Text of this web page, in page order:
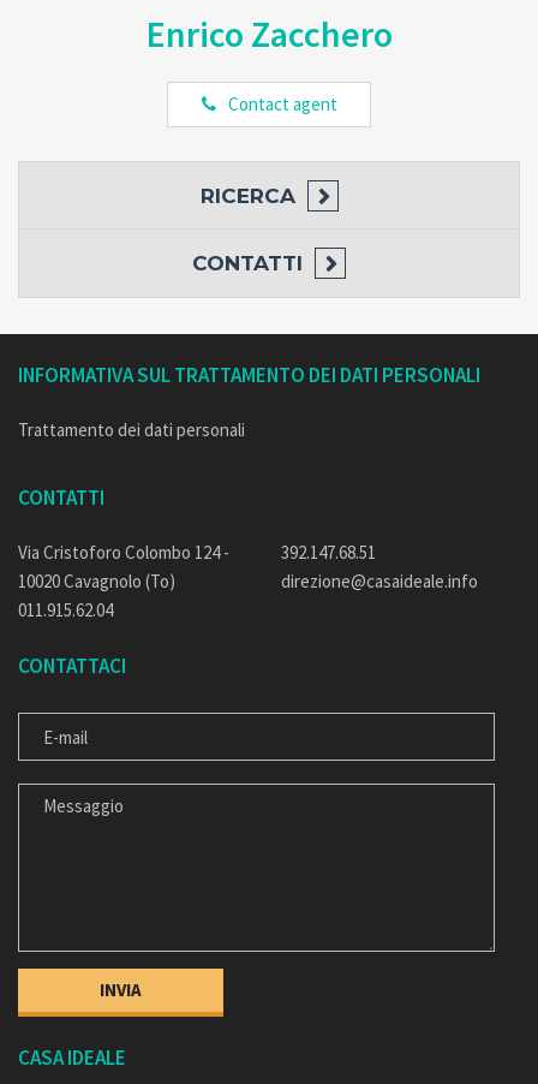
Enrico Zacchero
Contact agent
RICERCA
CONTATTI
INFORMATIVA SUL TRATTAMENTO DEI DATI PERSONALI
Trattamento dei dati personali
CONTATTI
Via Cristoforo Colombo 124 -
10020 Cavagnolo (To)
011.915.62.04
392.147.68.51
direzione@casaideale.info
CONTATTACI
E-MAIL
MESSAGGIO
CASA IDEALE